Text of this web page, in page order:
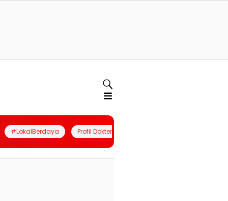
#LokalBerdaya Profil Dokter